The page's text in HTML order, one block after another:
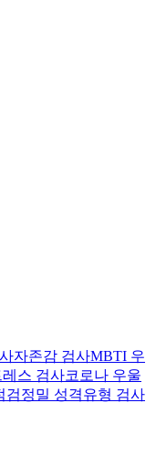
자존감 검사MBTI 우
스 검사코로나 우울
검정밀 성격유형 검사